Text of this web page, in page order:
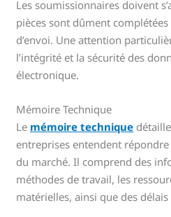
Les soumissionnaires doivent
pièces sont dûment
d’envoi. Une attention
l’intégrité et la sécurité des
électronique.
Mémoire Technique
Le mémoire technique
entreprises entendent
du marché. Il comprend des
méthodes de travail, les
matérielles, ainsi que des